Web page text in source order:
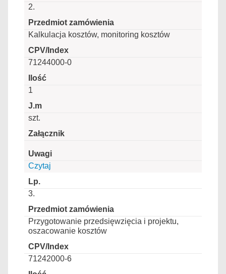
2.
Kalkulacja kosztów, monitoring kosztów
71244000-0
1
szt.
Czytaj
3.
Przygotowanie przedsięwzięcia i projektu,
oszacowanie kosztów
71242000-6